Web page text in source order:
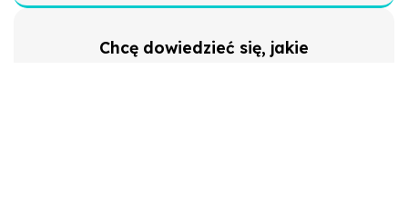
Chcę dowiedzieć się, jakie